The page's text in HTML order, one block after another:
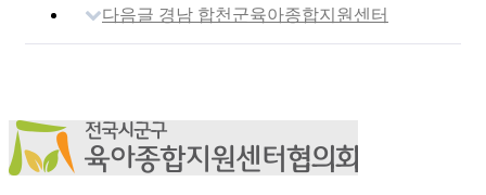
다음글 경남 합천군육아종합지원센터